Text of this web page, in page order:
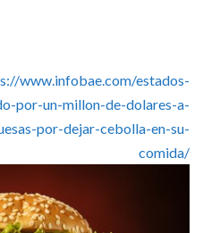
www.infobae.com/estados-
por-un-millon-de-dolares-a-
por-dejar-cebolla-en-su-
comida/